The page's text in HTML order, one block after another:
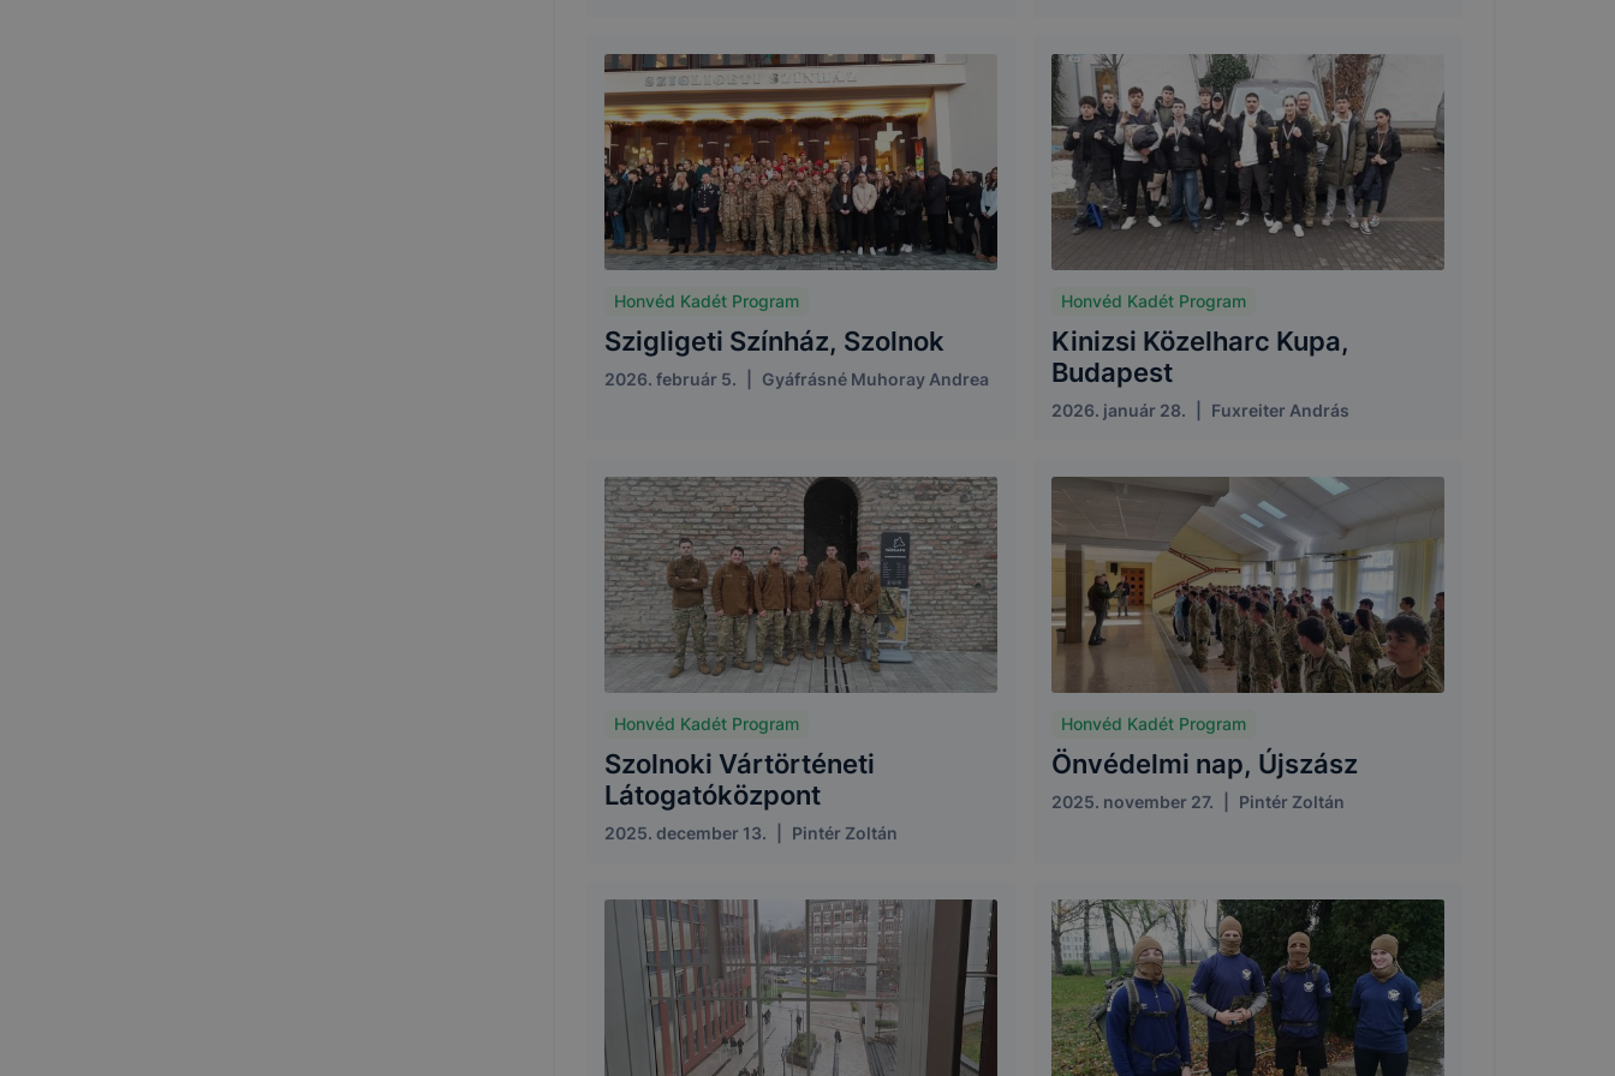
Honvéd Kadét Program
Szigligeti Színház, Szolnok
2026. február 5. Gyáfrásné Muhoray Andrea
Honvéd Kadét Program
Kinizsi Közelharc Kupa,
Budapest
2026. január 28. Fuxreiter András
Honvéd Kadét Program
Szolnoki Vártörténeti
Látogatóközpont
2025. december 13. Pintér Zoltán
Honvéd Kadét Program
Önvédelmi nap, Újszász
2025. november 27. Pintér Zoltán